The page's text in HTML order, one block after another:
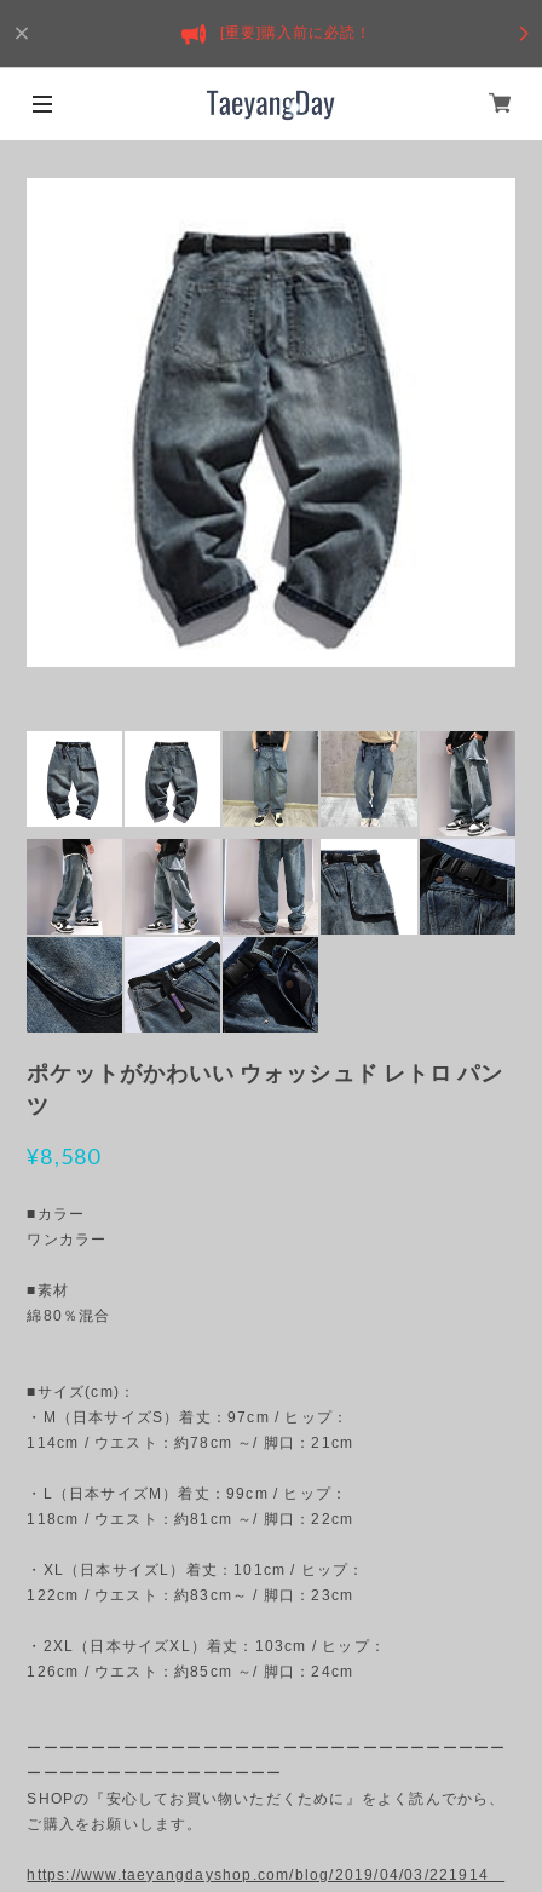
[重要]購入前に必読！
ポケットがかわいい ウォッシュド レトロ パン
ツ
¥8,580
■カラー
ワンカラー
■素材
綿80％混合
■サイズ(cm)：
・M（日本サイズS）着丈：97cm / ヒップ：
114cm / ウエスト：約78cm ～/ 脚口：21cm
・L（日本サイズM）着丈：99cm / ヒップ：
118cm / ウエスト：約81cm ～/ 脚口：22cm
・XL（日本サイズL）着丈：101cm / ヒップ：
122cm / ウエスト：約83cm～ / 脚口：23cm
・2XL（日本サイズXL）着丈：103cm / ヒップ：
126cm / ウエスト：約85cm ～/ 脚口：24cm
ーーーーーーーーーーーーーーーーーーーーーーーーーーーーーー
ーーーーーーーーーーーーーーーー
SHOPの『安心してお買い物いただくために』をよく読んでから、
ご購入をお願いします。
https://www.taeyangdayshop.com/blog/2019/04/03/221914